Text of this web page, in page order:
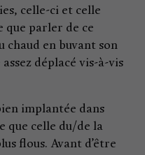
celle-ci et celle
que parler de ce
chaud en buvant son
déplacé vis-à-vis
implantée dans
que celle du/de la
flous. Avant d’être